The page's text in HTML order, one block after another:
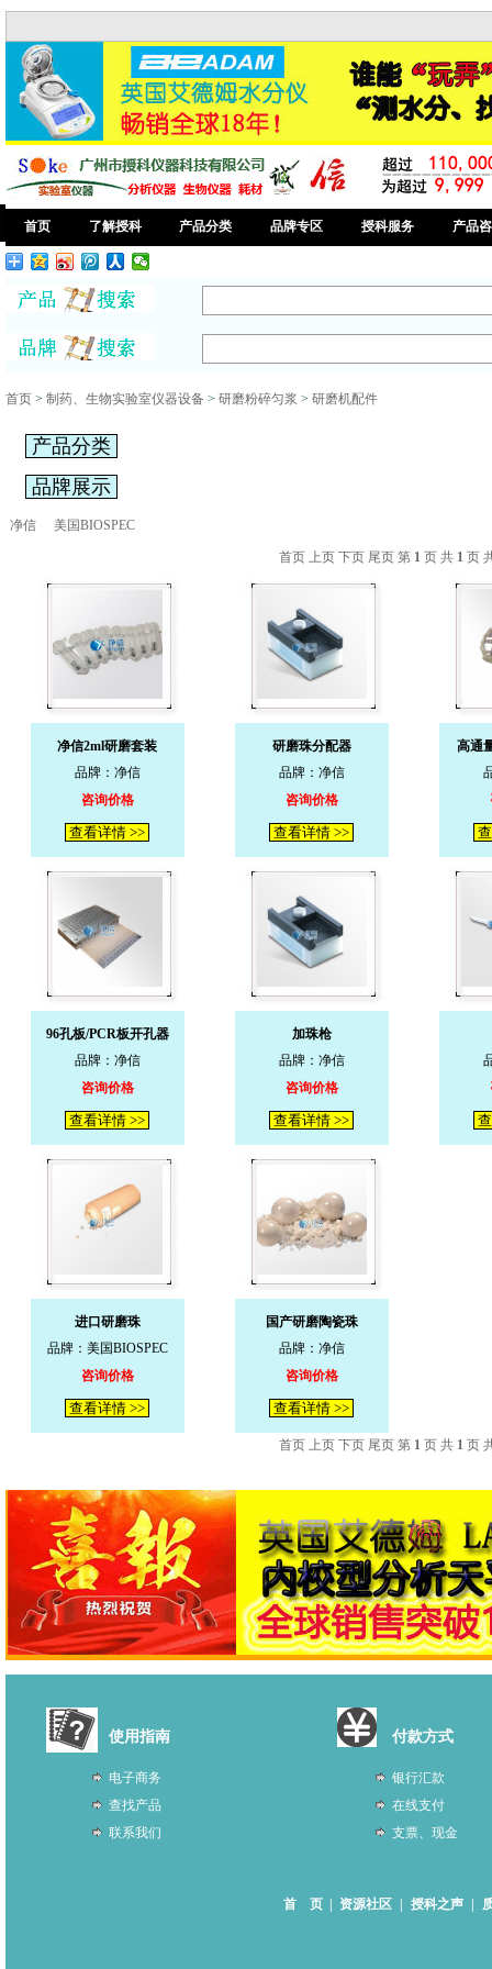
首页 了解授科 产品分类 品牌专区 授科服务 产品
首页> 制药、生物实验室仪器设备 > 研磨粉碎匀浆 > 研磨机配件
产品分类
品牌展示
净信 美国BIOSPEC
首页 上页 下页 尾页 第 1 页 共 1 页
净信2ml研磨套装
品牌：净信
咨询价格
查看详情 >>
研磨珠分配器
品牌：净信
咨询价格
查看详情 >>
高通
96孔板/PCR板开孔器
品牌：净信
咨询价格
查看详情 >>
加珠枪
品牌：净信
咨询价格
查看详情 >>
进口研磨珠
品牌：美国BIOSPEC
咨询价格
查看详情 >>
国产研磨陶瓷珠
品牌：净信
咨询价格
查看详情 >>
首页 上页 下页 尾页 第 1 页 共 1 页
使用指南
电子商务
查找产品
联系我们
付款方式
银行汇款
在线支付
支票、现金
首 页 资源社区 授科之声